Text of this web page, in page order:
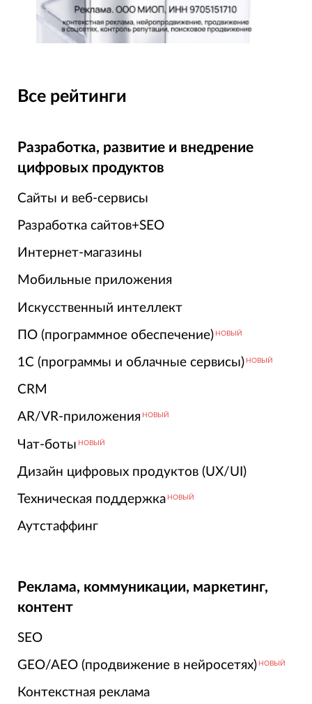
Все рейтинги
Разработка, развитие и внедрение
цифровых продуктов
Сайты и веб-сервисы
Разработка сайтов+SEO
Интернет-магазины
Мобильные приложения
Искусственный интеллект
ПО (программное обеспечение) НОВЫЙ
1С (программы и облачные сервисы) НОВЫЙ
CRM
AR/VR-приложения НОВЫЙ
Чат-боты НОВЫЙ
Дизайн цифровых продуктов (UX/UI)
Техническая поддержка НОВЫЙ
Аутстаффинг
Реклама, коммуникации, маркетинг,
контент
SEO
GEO/AEO (продвижение в нейросетях) НОВЫЙ
Контекстная реклама